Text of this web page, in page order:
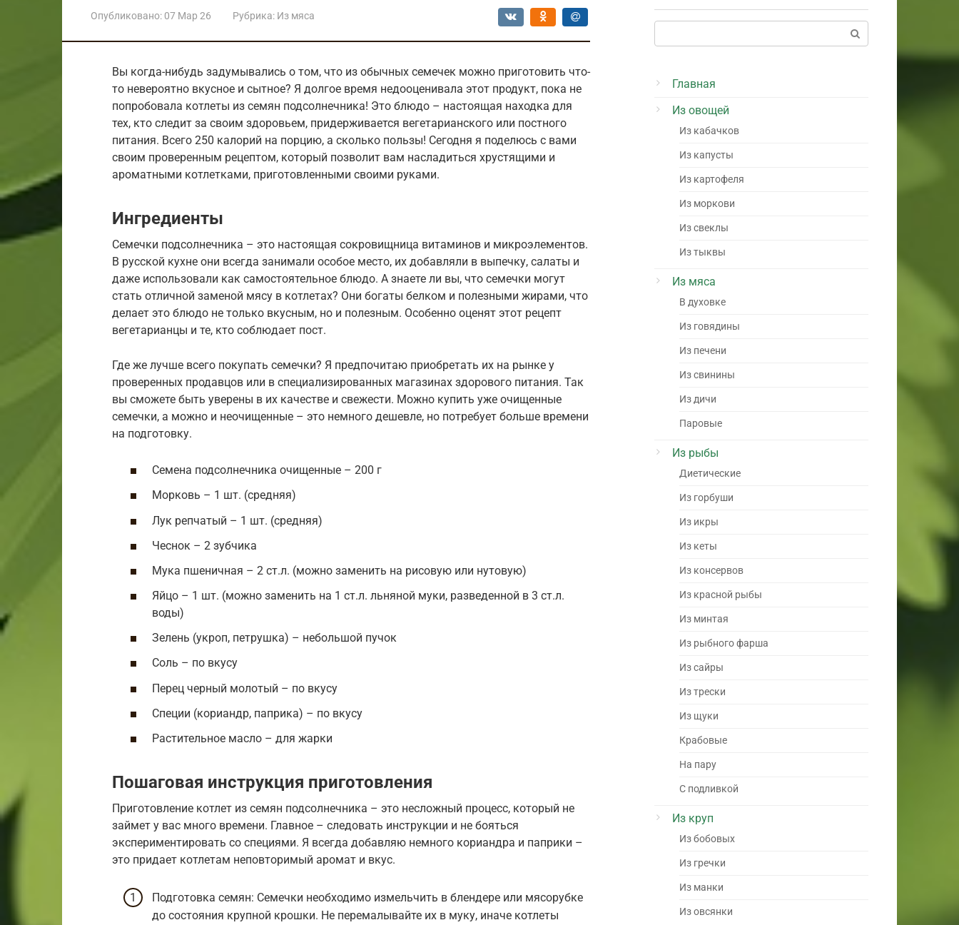
Опубликовано: 07 Мар 26 Рубрика: Из мяса
Вы когда-нибудь задумывались о том, что из обычных семечек можно приготовить что-
то невероятно вкусное и сытное? Я долгое время недооценивала этот продукт, пока не
попробовала котлеты из семян подсолнечника! Это блюдо – настоящая находка для
тех, кто следит за своим здоровьем, придерживается вегетарианского или постного
питания. Всего 250 калорий на порцию, а сколько пользы! Сегодня я поделюсь с вами
своим проверенным рецептом, который позволит вам насладиться хрустящими и
ароматными котлетками, приготовленными своими руками.
Ингредиенты
Семечки подсолнечника – это настоящая сокровищница витаминов и микроэлементов.
В русской кухне они всегда занимали особое место, их добавляли в выпечку, салаты и
даже использовали как самостоятельное блюдо. А знаете ли вы, что семечки могут
стать отличной заменой мясу в котлетах? Они богаты белком и полезными жирами, что
делает это блюдо не только вкусным, но и полезным. Особенно оценят этот рецепт
вегетарианцы и те, кто соблюдает пост.
Где же лучше всего покупать семечки? Я предпочитаю приобретать их на рынке у
проверенных продавцов или в специализированных магазинах здорового питания. Так
вы сможете быть уверены в их качестве и свежести. Можно купить уже очищенные
семечки, а можно и неочищенные – это немного дешевле, но потребует больше времени
на подготовку.
Семена подсолнечника очищенные – 200 г
Морковь – 1 шт. (средняя)
Лук репчатый – 1 шт. (средняя)
Чеснок – 2 зубчика
Мука пшеничная – 2 ст.л. (можно заменить на рисовую или нутовую)
Яйцо – 1 шт. (можно заменить на 1 ст.л. льняной муки, разведенной в 3 ст.л.
воды)
Зелень (укроп, петрушка) – небольшой пучок
Соль – по вкусу
Перец черный молотый – по вкусу
Специи (кориандр, паприка) – по вкусу
Растительное масло – для жарки
Пошаговая инструкция приготовления
Приготовление котлет из семян подсолнечника – это несложный процесс, который не
займет у вас много времени. Главное – следовать инструкции и не бояться
экспериментировать со специями. Я всегда добавляю немного кориандра и паприки –
это придает котлетам неповторимый аромат и вкус.
Подготовка семян: Семечки необходимо измельчить в блендере или мясорубке
до состояния крупной крошки. Не перемалывайте их в муку, иначе котлеты
Главная
Из овощей
Из кабачков
Из капусты
Из картофеля
Из моркови
Из свеклы
Из тыквы
Из мяса
В духовке
Из говядины
Из печени
Из свинины
Из дичи
Паровые
Из рыбы
Диетические
Из горбуши
Из икры
Из кеты
Из консервов
Из красной рыбы
Из минтая
Из рыбного фарша
Из сайры
Из трески
Из щуки
Крабовые
На пару
С подливкой
Из круп
Из бобовых
Из гречки
Из манки
Из овсянки